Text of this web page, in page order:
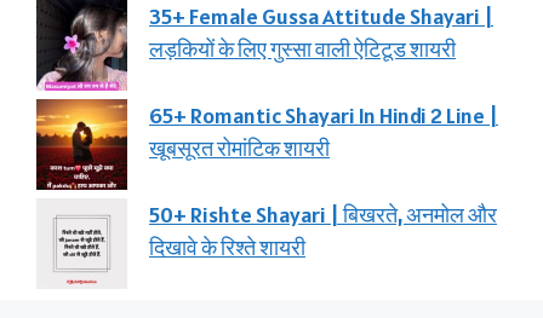
35+ Female Gussa Attitude Shayari |
लड़कियों के लिए गुस्सा वाली ऐटिटूड शायरी
65+ Romantic Shayari In Hindi 2 Line |
खूबसूरत रोमांटिक शायरी
50+ Rishte Shayari | बिखरते, अनमोल और
दिखावे के रिश्ते शायरी